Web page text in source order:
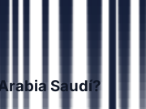
Saudí?